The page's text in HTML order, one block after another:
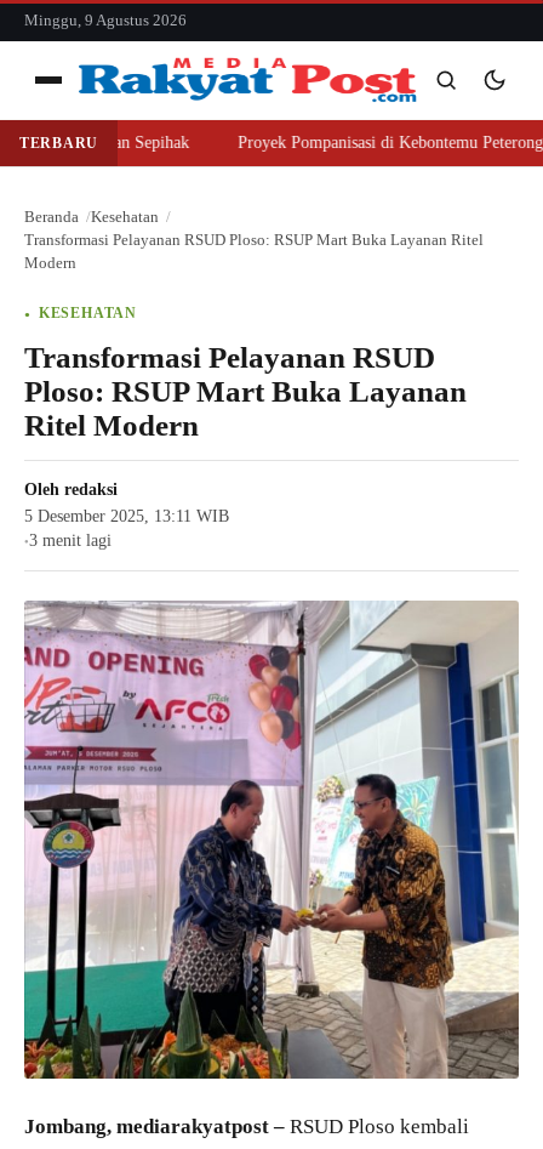
konten
Minggu, 9 Agustus 2026
Menu
Cari
Cari
TERBARU
Lahan Sepihak Proyek Pompanisasi di Kebontemu Peterongan
Beranda
Kesehatan
Transformasi Pelayanan RSUD Ploso: RSUP Mart Buka Layanan Ritel
Modern
KESEHATAN
Transformasi Pelayanan RSUD
Ploso: RSUP Mart Buka Layanan
Ritel Modern
Oleh redaksi
5 Desember 2025, 13:11 WIB
●3 menit lagi
Jombang, mediarakyatpost – RSUD Ploso kembali